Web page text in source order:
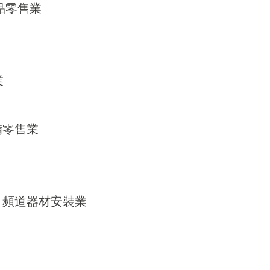
零售業
售業
道器材安裝業